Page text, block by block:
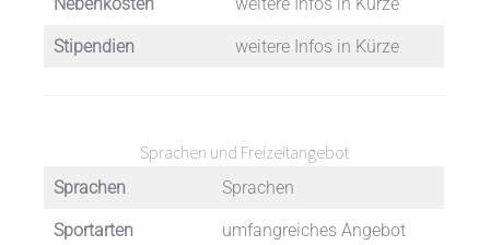
Nebenkosten weitere Infos in Kürze
Stipendien weitere Infos in Kürze
Sprachen und Freizeitangebot
Sprachen Sprachen
Sportarten umfangreiches Angebot